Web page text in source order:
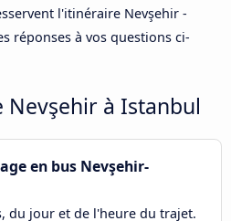
l'itinéraire Nevşehir -
réponses à vos questions ci-
Nevşehir à Istanbul
en bus Nevşehir-
du jour et de l'heure du trajet.